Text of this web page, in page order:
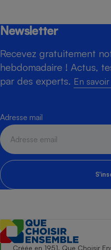
Newsletter
Recevez gratuitement
hebdomadaire ! Actus,
par des experts. En
Adresse mail
Créée en 1951, Que Choisir